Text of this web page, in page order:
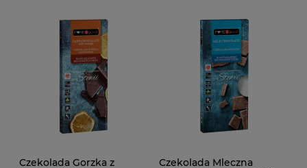
Czekolada Gorzka z
Czekolada Mleczna